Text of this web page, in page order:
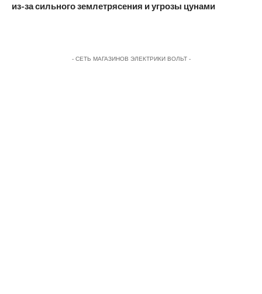
из-за сильного землетрясения и угрозы цунами
- СЕТЬ МАГАЗИНОВ ЭЛЕКТРИКИ ВОЛЬТ -